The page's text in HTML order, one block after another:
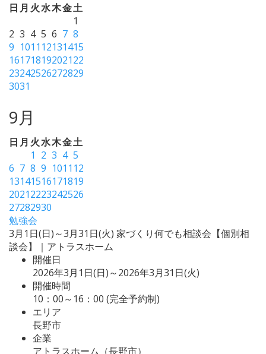
日 月 火水木金土
1
2 3 4 5 6 7 8
9 1011 12131415
16171819202122
23242526272829
3031
9月
日 月 火水木金土
1 2 3 4 5
6 7 8 9 1011 12
13141516171819
20212223242526
27282930
勉強会
3月1日(日)～3月31日(火) 家づくり何でも相談会【個別相
談会】｜アトラスホーム
開催日
2026年3月1日(日)～2026年3月31日(火)
開催時間
10：00～16：00 (完全予約制)
エリア
長野市
企業
アトラスホーム（長野市）